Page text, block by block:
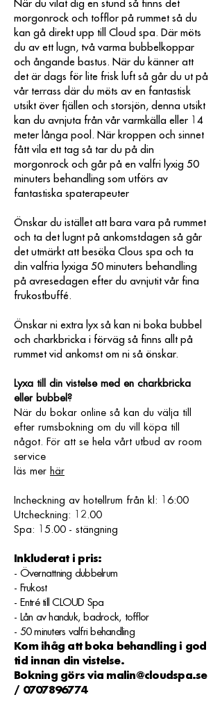
När du vilat dig en stund så finns det
morgonrock och tofflor på rummet så du
kan gå direkt upp till Cloud spa. Där möts
du av ett lugn, två varma bubbelkoppar
och ångande bastus. När du känner att
det är dags för lite frisk luft så går du ut på
vår terrass där du möts av en fantastisk
utsikt över fjällen och storsjön, denna utsikt
kan du avnjuta från vår varmkälla eller 14
meter långa pool. När kroppen och sinnet
fått vila ett tag så tar du på din
morgonrock och går på en valfri lyxig 50
minuters behandling som utförs av
fantastiska spaterapeuter
Önskar du istället att bara vara på rummet
och ta det lugnt på ankomstdagen så går
det utmärkt att besöka Clous spa och ta
din valfria lyxiga 50 minuters behandling
på avresedagen efter du avnjutit vår fina
frukostbuffé.
Önskar ni extra lyx så kan ni boka bubbel
och charkbricka i förväg så finns allt på
rummet vid ankomst om ni så önskar.
Lyxa till din vistelse med en charkbricka
eller bubbel?
När du bokar online så kan du välja till
efter rumsbokning om du vill köpa till
något. För att se hela vårt utbud av room
service
läs mer här
Incheckning av hotellrum från kl: 16:00
Utcheckning: 12.00
Spa: 15.00 - stängning
Inkluderat i pris:
- Övernattning dubbelrum
- Frukost
- Entré till CLOUD Spa
- Lån av handuk, badrock, tofflor
- 50 minuters valfri behandling
Kom ihåg att boka behandling i god
tid innan din vistelse.
Bokning görs via malin@cloudspa.se
/ 0707896774